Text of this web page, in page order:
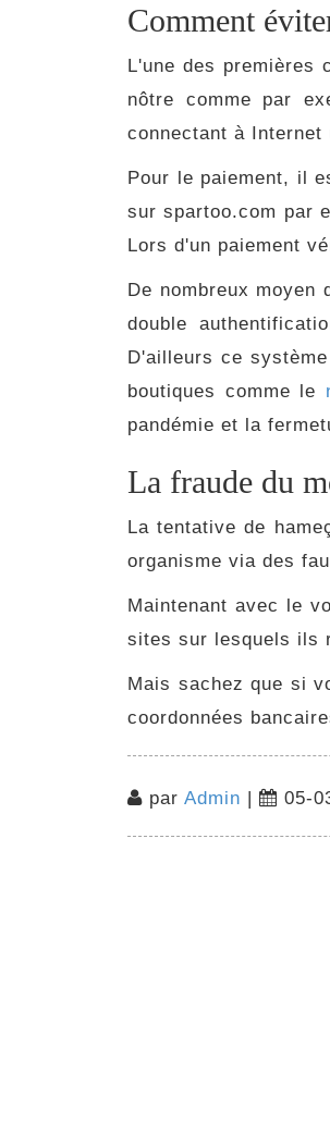
Comment
L'une des premières
nôtre comme par
connectant à
Pour le paiement, il
sur spartoo.com par
Lors d'un paiement
De nombreux
double
D'ailleurs ce
boutiques comme le
pandémie et la
La fraude du
La tentative de
organisme via des
Maintenant avec le
sites sur lesquels ils
Mais sachez que si
coordonnées
par Admin | 05-